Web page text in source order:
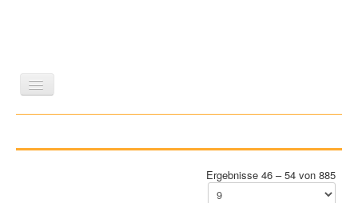
GESCHICHTE
WISSENSCHAFT
REIHEN
ZEITSCHRIFTEN/VERZEICHNISSEErgebnisse 46 – 54 von 885